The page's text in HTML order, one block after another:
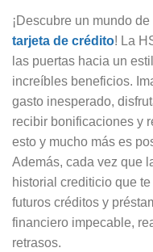
¡Descubre un mundo
tarjeta de crédito! La
las puertas hacia un
increíbles beneficios.
gasto inesperado,
recibir bonificaciones y
esto y mucho más es
Además, cada vez que
historial crediticio que
futuros créditos y
financiero impecable,
retrasos.